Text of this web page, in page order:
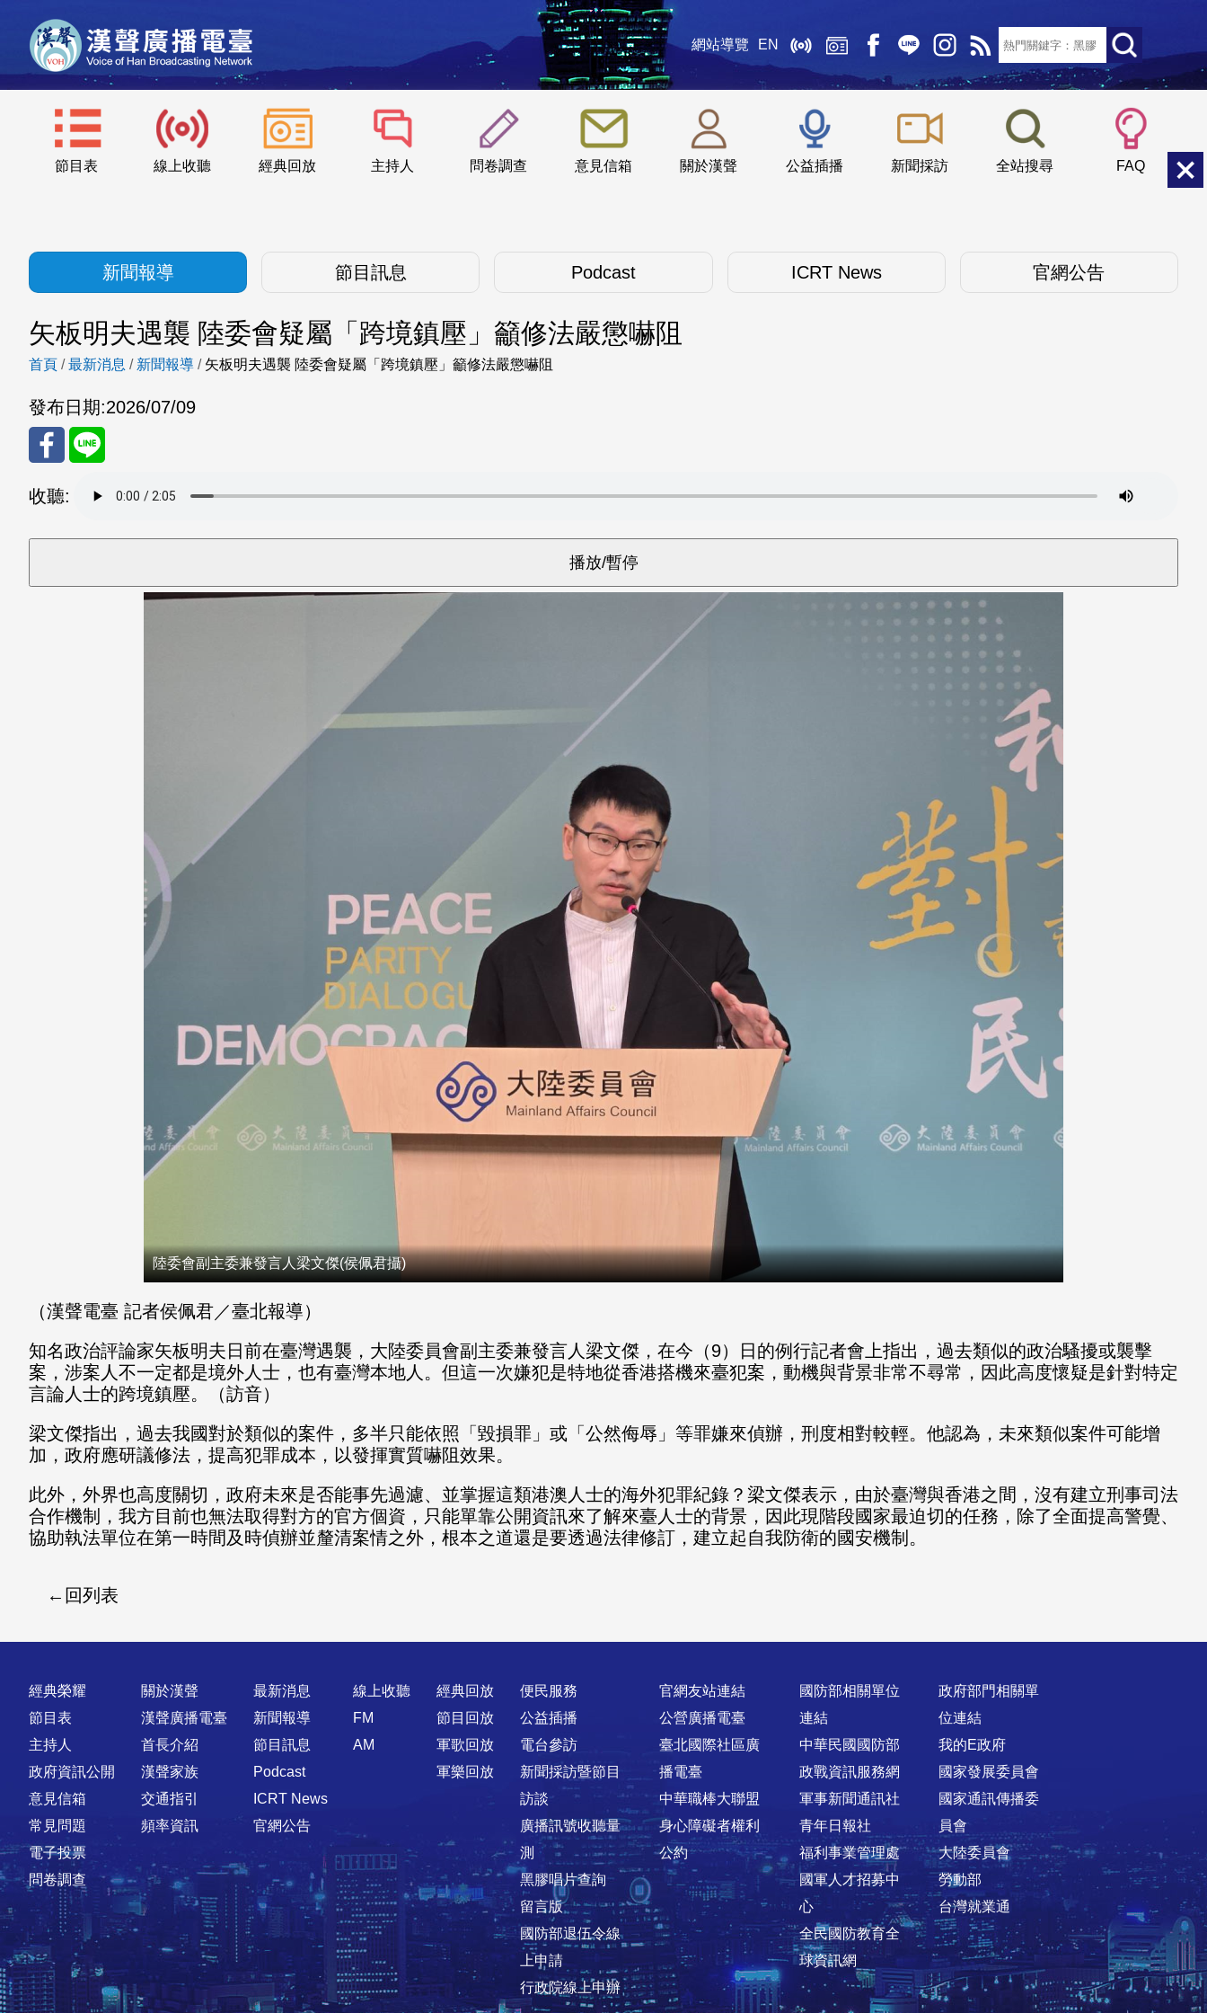
網站導覽 EN
節目表 線上收聽 經典回放 主持人 問卷調查 意見信箱 關於漢聲 公益插播 新聞採訪 全站搜尋 FAQ
::: 小 中
新聞報導 節目訊息 Podcast ICRT News 官網公告
矢板明夫遇襲 陸委會疑屬「跨境鎮壓」籲修法嚴懲嚇阻
首頁 /最新消息 / 新聞報導 / 矢板明夫遇襲 陸委會疑屬「跨境鎮壓」籲修法嚴懲嚇阻
發布日期:2026/07/09
分享
分享
收聽:
陸委會副主委兼發言人梁文傑(侯佩君攝)
（漢聲電臺 記者侯佩君／臺北報導）
知名政治評論家矢板明夫日前在臺灣遇襲，大陸委員會副主委兼發言人梁文傑，在今（9）日的例行記者會上指出，過去類似的政治騷擾或襲擊
案，涉案人不一定都是境外人士，也有臺灣本地人。但這一次嫌犯是特地從香港搭機來臺犯案，動機與背景非常不尋常，因此高度懷疑是針對特定
言論人士的跨境鎮壓。（訪音）
梁文傑指出，過去我國對於類似的案件，多半只能依照「毀損罪」或「公然侮辱」等罪嫌來偵辦，刑度相對較輕。他認為，未來類似案件可能增
加，政府應研議修法，提高犯罪成本，以發揮實質嚇阻效果。
此外，外界也高度關切，政府未來是否能事先過濾、並掌握這類港澳人士的海外犯罪紀錄？梁文傑表示，由於臺灣與香港之間，沒有建立刑事司法
合作機制，我方目前也無法取得對方的官方個資，只能單靠公開資訊來了解來臺人士的背景，因此現階段國家最迫切的任務，除了全面提高警覺、
協助執法單位在第一時間及時偵辦並釐清案情之外，根本之道還是要透過法律修訂，建立起自我防衛的國安機制。
回列表
快速連結
經典榮耀
節目表
主持人
政府資訊公開
意見信箱
常見問題
電子投票
問卷調查
關於漢聲
漢聲廣播電臺
首長介紹
漢聲家族
交通指引
頻率資訊
最新消息
新聞報導
節目訊息
Podcast
ICRT News
官網公告
線上收聽
FM
AM
經典回放
節目回放
軍歌回放
軍樂回放
便民服務
公益插播
電台參訪
新聞採訪暨節目
訪談
廣播訊號收聽量
測
黑膠唱片查詢
留言版
國防部退伍令線
上申請
行政院線上申辦
官網友站連結
公營廣播電臺
臺北國際社區廣
播電臺
中華職棒大聯盟
身心障礙者權利
公約
國防部相關單位
連結
中華民國國防部
政戰資訊服務網
軍事新聞通訊社
青年日報社
福利事業管理處
國軍人才招募中
心
全民國防教育全
球資訊網
政府部門相關單
位連結
我的E政府
國家發展委員會
國家通訊傳播委
員會
大陸委員會
勞動部
台灣就業通